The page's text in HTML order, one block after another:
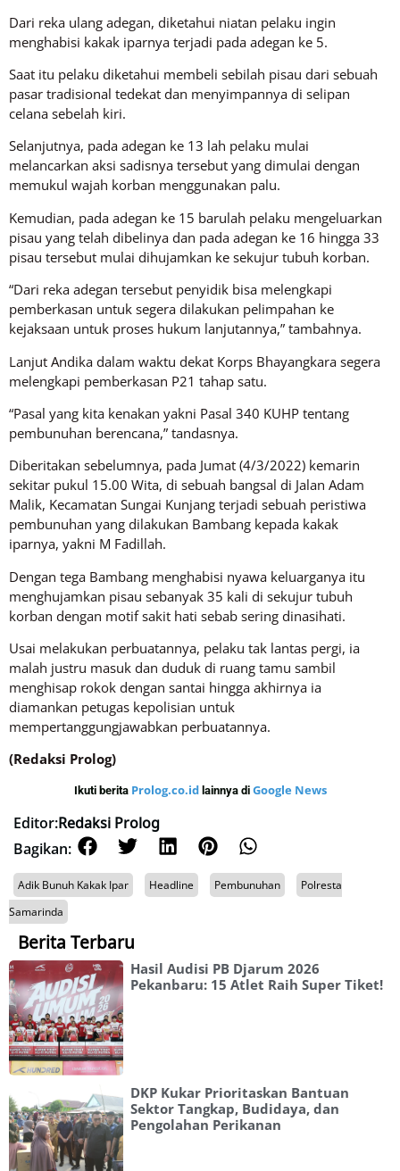
Dari reka ulang adegan, diketahui niatan pelaku ingin
menghabisi kakak iparnya terjadi pada adegan ke 5.
Saat itu pelaku diketahui membeli sebilah pisau dari sebuah
pasar tradisional tedekat dan menyimpannya di selipan
celana sebelah kiri.
Selanjutnya, pada adegan ke 13 lah pelaku mulai
melancarkan aksi sadisnya tersebut yang dimulai dengan
memukul wajah korban menggunakan palu.
Kemudian, pada adegan ke 15 barulah pelaku mengeluarkan
pisau yang telah dibelinya dan pada adegan ke 16 hingga 33
pisau tersebut mulai dihujamkan ke sekujur tubuh korban.
“Dari reka adegan tersebut penyidik bisa melengkapi
pemberkasan untuk segera dilakukan pelimpahan ke
kejaksaan untuk proses hukum lanjutannya,” tambahnya.
Lanjut Andika dalam waktu dekat Korps Bhayangkara segera
melengkapi pemberkasan P21 tahap satu.
“Pasal yang kita kenakan yakni Pasal 340 KUHP tentang
pembunuhan berencana,” tandasnya.
Diberitakan sebelumnya, pada Jumat (4/3/2022) kemarin
sekitar pukul 15.00 Wita, di sebuah bangsal di Jalan Adam
Malik, Kecamatan Sungai Kunjang terjadi sebuah peristiwa
pembunuhan yang dilakukan Bambang kepada kakak
iparnya, yakni M Fadillah.
Dengan tega Bambang menghabisi nyawa keluarganya itu
menghujamkan pisau sebanyak 35 kali di sekujur tubuh
korban dengan motif sakit hati sebab sering dinasihati.
Usai melakukan perbuatannya, pelaku tak lantas pergi, ia
malah justru masuk dan duduk di ruang tamu sambil
menghisap rokok dengan santai hingga akhirnya ia
diamankan petugas kepolisian untuk
mempertanggungjawabkan perbuatannya.
(Redaksi Prolog)
Ikuti berita Prolog.co.id lainnya di Google News
Editor:Redaksi Prolog
Bagikan:
Adik Bunuh Kakak Ipar Headline Pembunuhan
Polresta
Samarinda
Berita Terbaru
Hasil Audisi PB Djarum 2026
Pekanbaru: 15 Atlet Raih Super Tiket!
DKP Kukar Prioritaskan Bantuan
Sektor Tangkap, Budidaya, dan
Pengolahan Perikanan